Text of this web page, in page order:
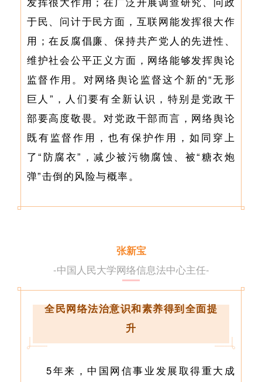
于民、问计于民方面，互联网能发挥很大作
用；在反腐倡廉、保持共产党人的先进性、
维护社会公平正义方面，网络能够发挥舆论
监督作用。对网络舆论监督这个新的“无形
巨人”，人们要有全新认识，特别是党政干
部要高度敬畏。对党政干部而言，网络舆论
既有监督作用，也有保护作用，如同穿上
了“防腐衣”，减少被污物腐蚀、被“糖衣炮
弹”击倒的风险与概率。
张新宝
-中国人民大学网络信息法中心主任-
全民网络法治意识和素养得到全面提
升
5年来，中国网信事业发展取得重大成